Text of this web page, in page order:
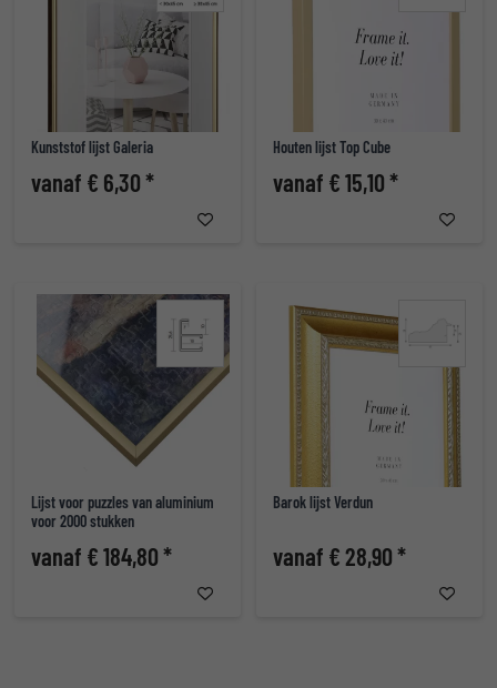
Kunststof lijst Galeria
vanaf € 6,30 *
Houten lijst Top Cube
vanaf € 15,10 *
Lijst voor puzzles van aluminium
voor 2000 stukken
vanaf € 184,80 *
Barok lijst Verdun
vanaf € 28,90 *